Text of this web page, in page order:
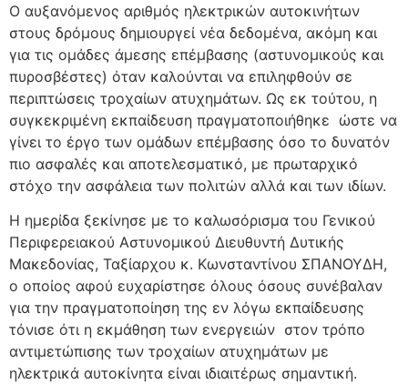
Ο αυξανόμενος αριθμός ηλεκτρικών αυτοκινήτων
στους δρόμους δημιουργεί νέα δεδομένα, ακόμη και
για τις ομάδες άμεσης επέμβασης (αστυνομικούς και
πυροσβέστες) όταν καλούνται να επιληφθούν σε
περιπτώσεις τροχαίων ατυχημάτων. Ως εκ τούτου, η
συγκεκριμένη εκπαίδευση πραγματοποιήθηκε ώστε να
γίνει το έργο των ομάδων επέμβασης όσο το δυνατόν
πιο ασφαλές και αποτελεσματικό, με πρωταρχικό
στόχο την ασφάλεια των πολιτών αλλά και των ιδίων.
Η ημερίδα ξεκίνησε με το καλωσόρισμα του Γενικού
Περιφερειακού Αστυνομικού Διευθυντή Δυτικής
Μακεδονίας, Ταξίαρχου κ. Κωνσταντίνου ΣΠΑΝΟΥΔΗ,
ο οποίος αφού ευχαρίστησε όλους όσους συνέβαλαν
για την πραγματοποίηση της εν λόγω εκπαίδευσης
τόνισε ότι η εκμάθηση των ενεργειών στον τρόπο
αντιμετώπισης των τροχαίων ατυχημάτων με
ηλεκτρικά αυτοκίνητα είναι ιδιαιτέρως σημαντική.